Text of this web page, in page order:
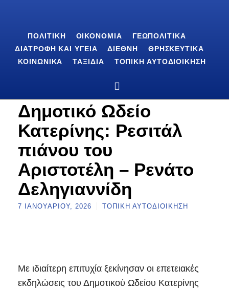
ΠΟΛΙΤΙΚΉ ΟΙΚΟΝΟΜΊΑ
ΓΕΩΠΟΛΙΤΙΚΆ
ΔΙΑΤΡΟΦΉ ΚΑΙ ΥΓΕΊΑ
ΔΙΕΘΝΉ
ΘΡΗΣΚΕΥΤΙΚΆ
ΚΟΙΝΩΝΙΚΆ
ΤΑΞΊΔΙΑ ΤΟΠΙΚΉ ΑΥΤΟΔΙΟΊΚΗΣΗ
Δημοτικό Ωδείο
Κατερίνης: Ρεσιτάλ
πιάνου του
Αριστοτέλη – Ρενάτο
Δεληγιαννίδη
7 ΙΑΝΟΥΑΡΊΟΥ, 2026 ΤΟΠΙΚΉ ΑΥΤΟΔΙΟΊΚΗΣΗ
Με ιδιαίτερη επιτυχία ξεκίνησαν οι επετειακές
εκδηλώσεις του Δημοτικού Ωδείου Κατερίνης